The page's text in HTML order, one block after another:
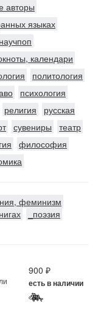
авторы
языках
научпоп
календари
политология
психология
религия
русская
сувениры
театр
философия
феминизм
_поэзия
900 ₽
есть в наличии